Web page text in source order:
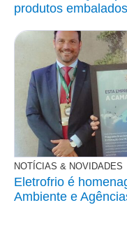
produtos embalados
NOTÍCIAS & NOVIDADES
Eletrofrio é
Ambiente e